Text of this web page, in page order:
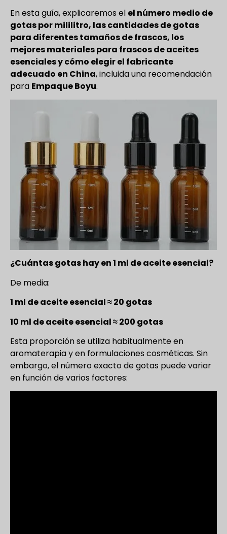
En esta guía, explicaremos el el número medio de
gotas por mililitro, las cantidades de gotas
para diferentes tamaños de frascos, los
mejores materiales para frascos de aceites
esenciales y cómo elegir el fabricante
adecuado en China, incluida una recomendación
para Empaque Boyu.
¿Cuántas gotas hay en 1 ml de aceite esencial?
De media:
1 ml de aceite esencial ≈ 20 gotas
10 ml de aceite esencial ≈ 200 gotas
Esta proporción se utiliza habitualmente en
aromaterapia y en formulaciones cosméticas. Sin
embargo, el número exacto de gotas puede variar
en función de varios factores: